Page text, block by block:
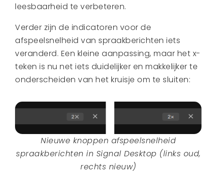
leesbaarheid te verbeteren.
Verder zijn de indicatoren voor de
afspeelsnelheid van spraakberichten iets
veranderd. Een kleine aanpassing, maar het x-
teken is nu net iets duidelijker en makkelijker te
onderscheiden van het kruisje om te sluiten:
Nieuwe knoppen afspeelsnelheid
spraakberichten in Signal Desktop (links oud,
rechts nieuw)